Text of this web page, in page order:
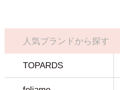
人気ブランドから探す
TOPARDS